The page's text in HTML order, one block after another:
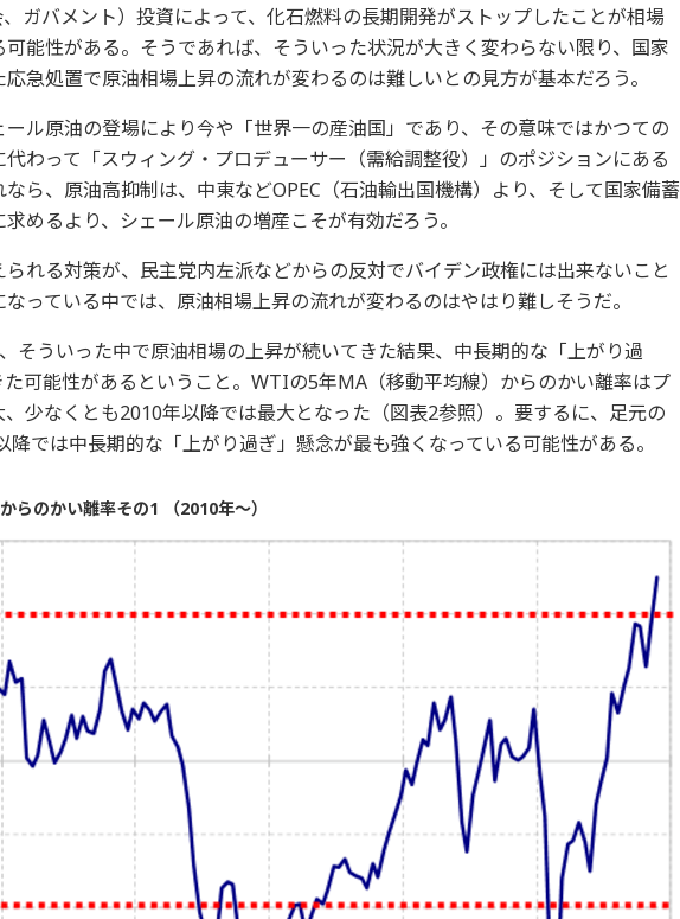
、ガバメント）投資によって、化石燃料の長期開発がストップしたことが相場
能性がある。そうであれば、そういった状況が大きく変わらない限り、国家
急処置で原油相場上昇の流れが変わるのは難しいとの見方が基本だろう。
ル原油の登場により今や「世界一の産油国」であり、その意味ではかつての
わって「スウィング・プロデューサー（需給調整役）」のポジションにある
ら、原油高抑制は、中東などOPEC（石油輸出国機構）より、そして国家備蓄
めるより、シェール原油の増産こそが有効だろう。
れる対策が、民主党内左派などからの反対でバイデン政権には出来ないこと
っている中では、原油相場上昇の流れが変わるのはやはり難しそうだ。
そういった中で原油相場の上昇が続いてきた結果、中長期的な「上がり過
可能性があるということ。WTIの5年MA（移動平均線）からのかい離率はプ
少なくとも2010年以降では最大となった（図表2参照）。要するに、足元の
降では中長期的な「上がり過ぎ」懸念が最も強くなっている可能性がある。
らのかい離率その1 （2010年～）